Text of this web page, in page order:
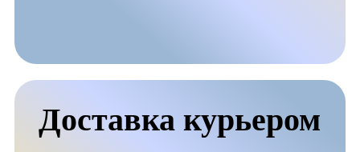
Доставка курьером